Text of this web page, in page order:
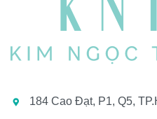
184 Cao Đạt, P1, Q5,